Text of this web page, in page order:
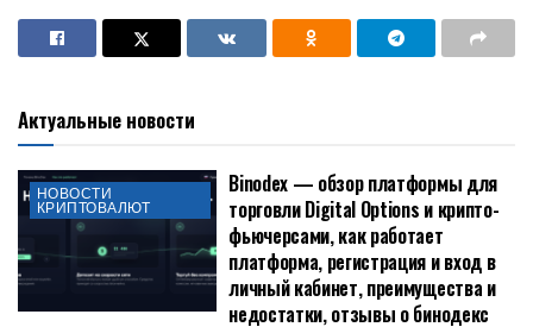
Актуальные новости
НОВОСТИ
КРИПТОВАЛЮТ
Binodex — обзор платформы для
торговли Digital Options и крипто-
фьючерсами, как работает
платформа, регистрация и вход в
личный кабинет, преимущества и
недостатки, отзывы о бинодекс